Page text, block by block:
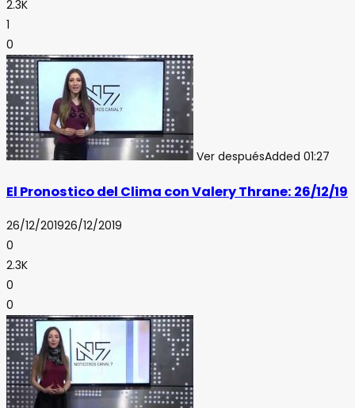
2.3K
1
0
Ver despuésAdded 01:27
El Pronostico del Clima con Valery Thrane: 26/12/19
26/12/201926/12/2019
0
2.3K
0
0